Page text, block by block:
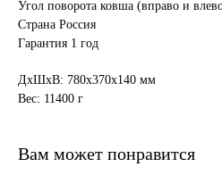
Угол поворота ковша (вправо и
Страна Россия
Гарантия 1 год
ДxШxВ: 780x370x140 мм
Вес: 11400 г
Вам может понравится